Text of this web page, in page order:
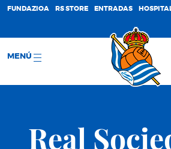
FUNDAZIOA RS STORE ENTRADAS
MENÚ
Real